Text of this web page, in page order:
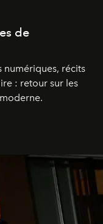
de
numériques, récits
: retour sur les